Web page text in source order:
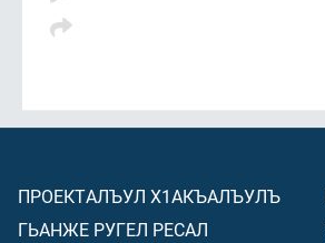
ПРОЕКТАЛЪУЛ Х1АКЪАЛЪУЛЪ
ГЬАНЖЕ РУГЕЛ РЕСАЛ